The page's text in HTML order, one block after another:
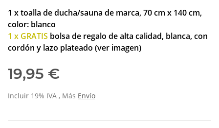
1 x toalla de ducha/sauna de marca, 70 cm x 140 cm,
color: blanco
1 x GRATIS bolsa de regalo de alta calidad, blanca, con
cordón y lazo plateado (ver imagen)
19,95 €
Incluir 19% IVA , Más Envío